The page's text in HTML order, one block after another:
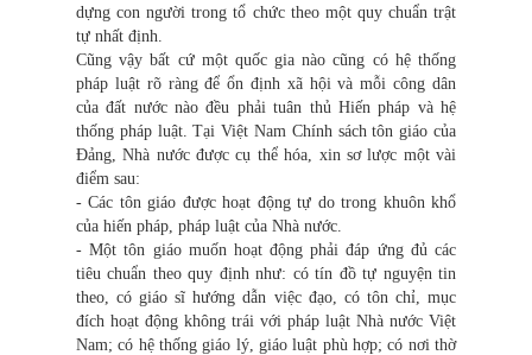
dựng con người trong tổ chức theo một quy chuẩn trật
tự nhất định.
Cũng vậy bất cứ một quốc gia nào cũng có hệ thống
pháp luật rõ ràng để ổn định xã hội và mỗi công dân
của đất nước nào đều phải tuân thủ Hiến pháp và hệ
thống pháp luật. Tại Việt Nam Chính sách tôn giáo của
Đảng, Nhà nước được cụ thể hóa, xin sơ lược một vài
điểm sau:
- Các tôn giáo được hoạt động tự do trong khuôn khổ
của hiến pháp, pháp luật của Nhà nước.
- Một tôn giáo muốn hoạt động phải đáp ứng đủ các
tiêu chuẩn theo quy định như: có tín đồ tự nguyện tin
theo, có giáo sĩ hướng dẫn việc đạo, có tôn chỉ, mục
đích hoạt động không trái với pháp luật Nhà nước Việt
Nam; có hệ thống giáo lý, giáo luật phù hợp; có nơi thờ